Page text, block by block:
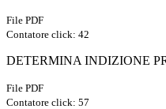
File PDF
Contatore click: 42
DETERMINA INDIZIONE
File PDF
Contatore click: 57